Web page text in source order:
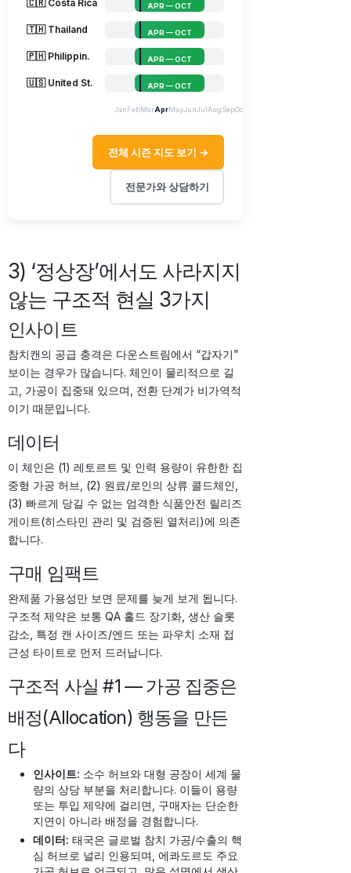
🇨🇷 Costa Rica APR — OCT
🇹🇭 Thailand APR — OCT
🇵🇭 Philippin. APR — OCT
🇺🇸 United St. APR — OCT
JanFebMarAprMayJunJulAugSepOct
전체 시즌 지도 보기 →
전문가와 상담하기
3) ‘정상장’에서도 사라지지
않는 구조적 현실 3가지
인사이트
참치캔의 공급 충격은 다운스트림에서 “갑자기”
보이는 경우가 많습니다. 체인이 물리적으로 길
고, 가공이 집중돼 있으며, 전환 단계가 비가역적
이기 때문입니다.
데이터
이 체인은 (1) 레토르트 및 인력 용량이 유한한 집
중형 가공 허브, (2) 원료/로인의 상류 콜드체인,
(3) 빠르게 당길 수 없는 엄격한 식품안전 릴리즈
게이트(히스타민 관리 및 검증된 열처리)에 의존
합니다.
구매 임팩트
완제품 가용성만 보면 문제를 늦게 보게 됩니다.
구조적 제약은 보통 QA 홀드 장기화, 생산 슬롯
감소, 특정 캔 사이즈/엔드 또는 파우치 소재 접
근성 타이트로 먼저 드러납니다.
구조적 사실 #1 — 가공 집중은
배정(Allocation) 행동을 만든
다
인사이트: 소수 허브와 대형 공장이 세계 물
량의 상당 부분을 처리합니다. 이들이 용량
또는 투입 제약에 걸리면, 구매자는 단순한
지연이 아니라 배정을 경험합니다.
데이터: 태국은 글로벌 참치 가공/수출의 핵
심 허브로 널리 인용되며, 에콰도르도 주요